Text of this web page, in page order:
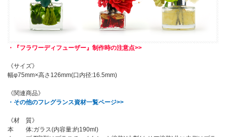
・『フラワーディフューザー』制作時の注意点>>
《サイズ》
幅φ75mm×高さ126mm(口内径:16.5mm)
《関連商品》
・その他のフレグランス資材一覧ページ>>
《材 質》
本 体:ガラス(内容量:約190ml)